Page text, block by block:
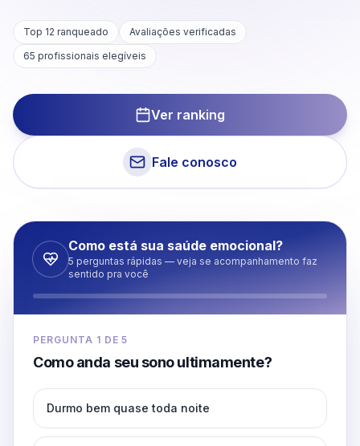
Top 12 ranqueado
Avaliações verificadas
65 profissionais elegíveis
Ver ranking
Fale conosco
Como está sua saúde emocional?
5 perguntas rápidas — veja se acompanhamento faz
sentido pra você
PERGUNTA 1 DE5
Como anda seu sono ultimamente?
Durmo bem quase toda noite